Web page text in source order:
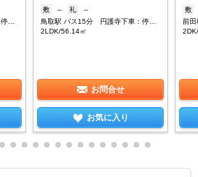
鳥取駅 バス15分 円護寺下車：停歩3分
敷 -- 礼
--
2LDK/56.14㎡
お問合せ
お気に入り
敷
前田